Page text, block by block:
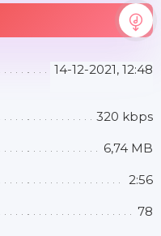
14-12-2021, 12:48
320 kbps
6,74 MB
2:56
78